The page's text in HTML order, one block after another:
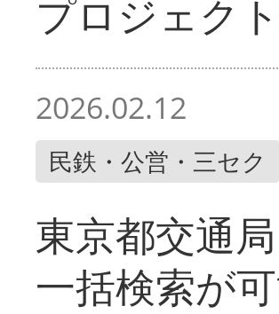
プロジェク
2026.02.12
民鉄・公営・三セク
東京都交通
一括検索が